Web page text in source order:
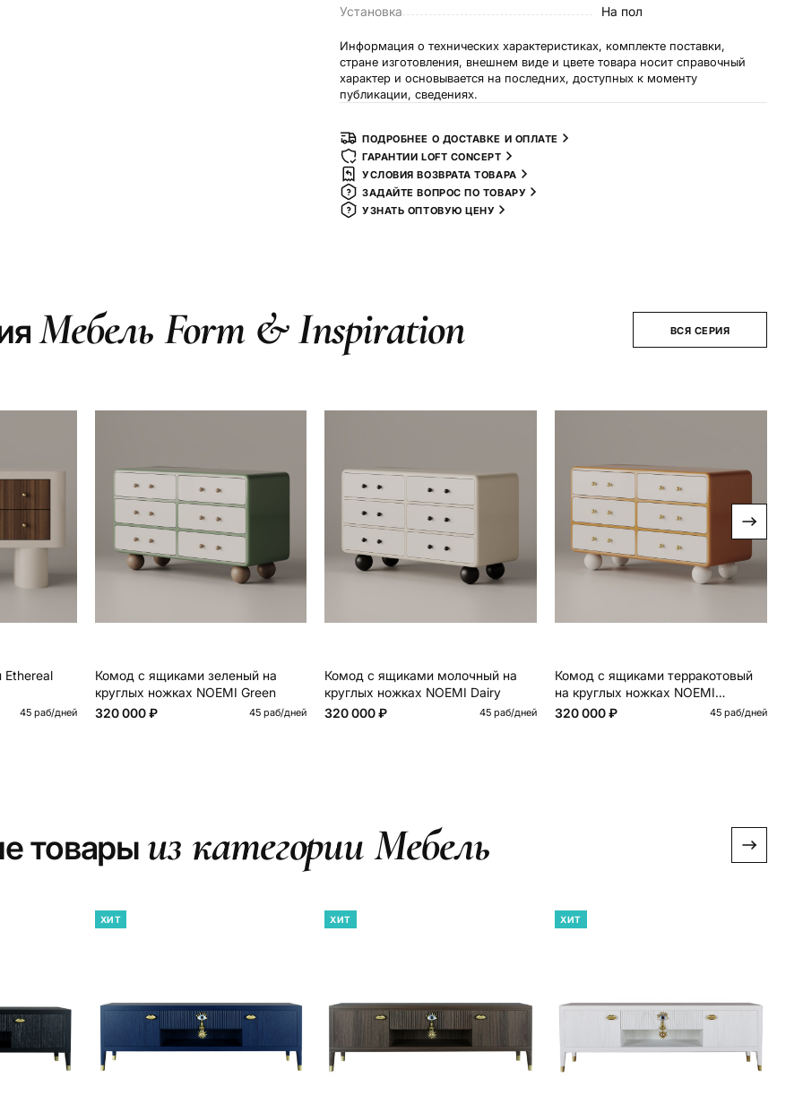
Установка
На пол
Информация о технических характеристиках, комплекте поставки,
стране изготовления, внешнем виде и цвете товара носит справочный
характер и основывается на последних, доступных к моменту
публикации, сведениях.
ПОДРОБНЕЕ О ДОСТАВКЕ И ОПЛАТЕ
ГАРАНТИИ LOFT CONCEPT
УСЛОВИЯ ВОЗВРАТА ТОВАРА
ЗАДАЙТЕ ВОПРОС ПО ТОВАРУ
УЗНАТЬ ОПТОВУЮ ЦЕНУ
Мебель Form & Inspiration ВСЯ СЕРИЯ
45 раб/дней
Комод с ящиками зеленый на
круглых ножках NOEMI Green
320 000 ₽
45 раб/дней
Комод с ящиками молочный на
круглых ножках NOEMI Dairy
320 000 ₽
45 раб/дней
Комод с ящиками терракотовый
на круглых ножках NOEMI
Terracotta
320 000 ₽ 45 раб/дней
товары из категории Мебель
ХИТ ХИТ ХИТ